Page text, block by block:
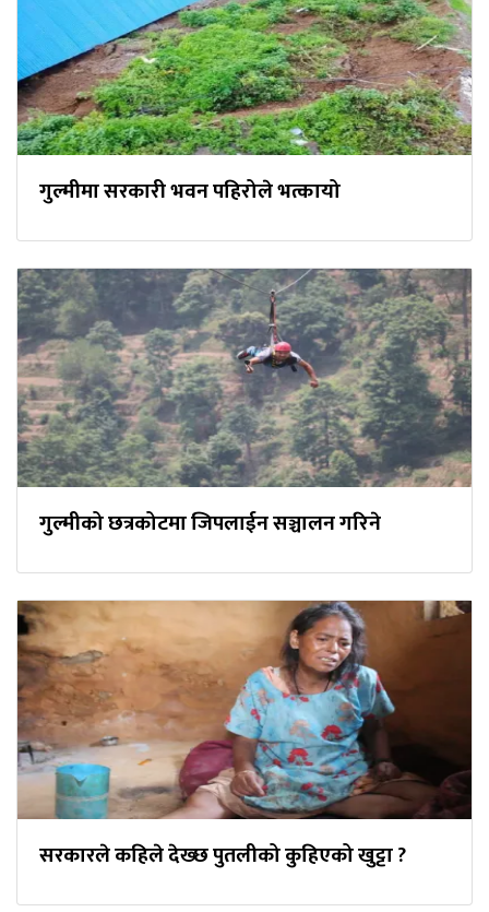
गुल्मीमा सरकारी भवन पहिरोले भत्कायो
गुल्मीको छत्रकोटमा जिपलाईन सञ्चालन गरिने
सरकारले कहिले देख्छ पुतलीको कुहिएको खुट्टा ?